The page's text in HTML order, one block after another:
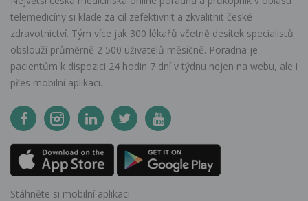
telemedicíny si klade za cíl zefektivnit a zkvalitnit české
zdravotnictví. Tým více jak 300 lékařů včetně desítek specialistů
obslouží průměrně 2 500 uživatelů měsíčně. Poradna je
pacientům k dispozici 24 hodin 7 dní v týdnu nejen na webu, ale i
přes mobilní aplikaci.
Stáhněte si mobilní aplikaci